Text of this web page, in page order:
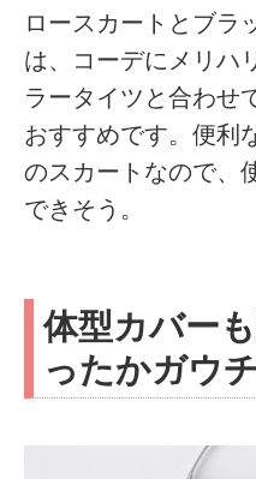
ロースカートとブラ
は、コーデにメリハ
ラータイツと合わせ
おすすめです。便利
のスカートなので、
できそう。
体型カバー
ったかガウ